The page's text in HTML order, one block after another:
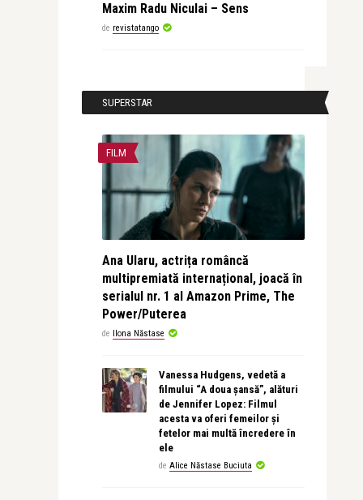
Maxim Radu Niculai – Sens
de revistatango
SUPERSTAR
FILM
Ana Ularu, actrița româncă
multipremiată internațional, joacă în
serialul nr. 1 al Amazon Prime, The
Power/Puterea
de Ilona Năstase
Vanessa Hudgens, vedetă a
filmului “A doua șansă”, alături
de Jennifer Lopez: Filmul
acesta va oferi femeilor și
fetelor mai multă încredere în
ele
de Alice Năstase Buciuta